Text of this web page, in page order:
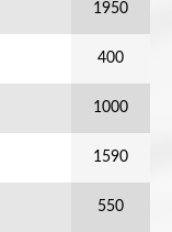
1950
400
1000
1590
550